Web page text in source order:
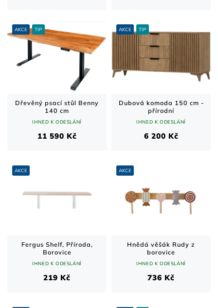
AKCE TIP
Dřevěný psací stůl Benny
140 cm
IHNED K ODESLÁNÍ
11 590 Kč
AKCE TIP
Dubová komoda 150 cm -
přírodní
IHNED K ODESLÁNÍ
6 200 Kč
AKCE
Fergus Shelf, Příroda,
Borovice
IHNED K ODESLÁNÍ
219 Kč
AKCE
Hnědá věšák Rudy z
borovice
IHNED K ODESLÁNÍ
736 Kč